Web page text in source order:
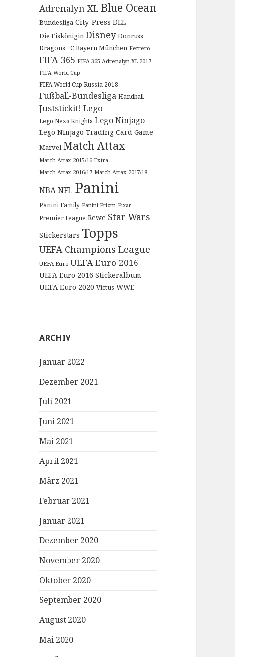
Adrenalyn XL Blue Ocean
Bundesliga City-Press DEL
Die Eiskönigin Disney Donruss
Dragons FC Bayern München Ferrero
FIFA 365 FIFA 365 Adrenalyn XL 2017
FIFA World Cup
FIFA World Cup Russia 2018
Fußball-Bundesliga Handball
Juststickit! Lego
Lego Nexo Knights Lego Ninjago
Lego Ninjago Trading Card Game
Marvel Match Attax
Match Attax 2015/16 Extra
Match Attax 2016/17 Match Attax 2017/18
NBANFL Panini
Panini Family Panini Prizm Pixar
Premier League Rewe Star Wars
Stickerstars Topps
UEFA Champions League
UEFA Euro UEFA Euro 2016
UEFA Euro 2016 Stickeralbum
UEFA Euro 2020 Victus WWE
ARCHIV
Januar 2022
Dezember 2021
Juli 2021
Juni 2021
Mai 2021
April 2021
März 2021
Februar 2021
Januar 2021
Dezember 2020
November 2020
Oktober 2020
September 2020
August 2020
Mai 2020